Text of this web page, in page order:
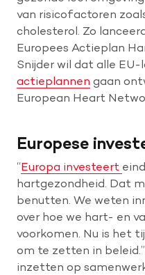
van risicofactoren
cholesterol. Zo
Europees Actieplan
Snijder wil dat alle EU-
actieplannen gaan
European Heart
Europese
“Europa investeert
hartgezondheid. Dat
benutten. We weten
over hoe we hart- en
voorkomen. Nu is het
om te zetten in
inzetten op